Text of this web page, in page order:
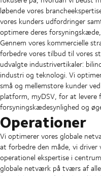
løbende vores
vores kunders udfordringer
optimere deres
Gennem vores kommercielle
forbedre vores tilbud til vores
udvalgte industrivertikaler:
industri og teknologi. Vi
små og mellemstore kunder
platform, myDSV, for at levere
forsyningskædesynlighed og
Operationer
Vi optimerer vores globale
at forbedre den måde, vi
operationel ekspertise i
globale netværk på tværs af